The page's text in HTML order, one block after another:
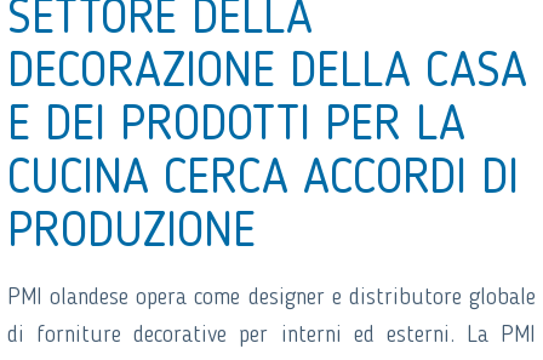
SETTORE DELLA
DECORAZIONE DELLA CASA
E DEI PRODOTTI PER LA
CUCINA CERCA ACCORDI DI
PRODUZIONE
PMI olandese opera come designer e distributore globale
di forniture decorative per interni ed esterni. La PMI